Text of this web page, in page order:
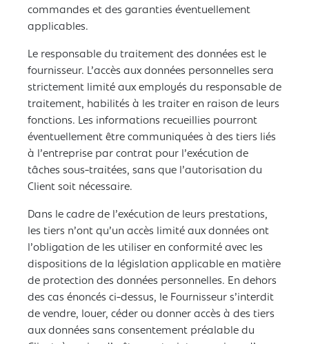
commandes et des garanties éventuellement
applicables.
Le responsable du traitement des données est le
fournisseur. L’accès aux données personnelles sera
strictement limité aux employés du responsable de
traitement, habilités à les traiter en raison de leurs
fonctions. Les informations recueillies pourront
éventuellement être communiquées à des tiers liés
à l’entreprise par contrat pour l’exécution de
tâches sous-traitées, sans que l’autorisation du
Client soit nécessaire.
Dans le cadre de l’exécution de leurs prestations,
les tiers n’ont qu’un accès limité aux données ont
l’obligation de les utiliser en conformité avec les
dispositions de la législation applicable en matière
de protection des données personnelles. En dehors
des cas énoncés ci-dessus, le Fournisseur s’interdit
de vendre, louer, céder ou donner accès à des tiers
aux données sans consentement préalable du